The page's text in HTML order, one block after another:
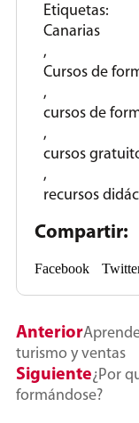
Etiquetas:
Canarias
,
Cursos de
,
cursos de
,
cursos
,
recursos
Compartir:
Facebook
Anterior
turismo y ventas
Siguiente¿Por
formándose?